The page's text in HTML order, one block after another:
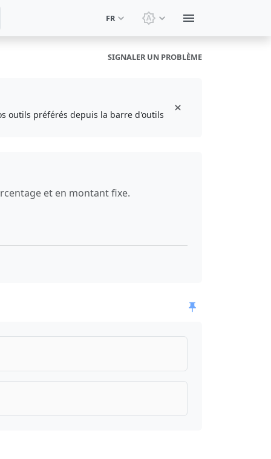
FR Changer le thème:
SIGNALER UN PROBLÈME
outils préférés depuis la barre d'outils
et en montant fixe.